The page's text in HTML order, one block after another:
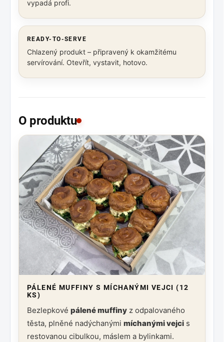
vypadá profi.
READY-TO-SERVE
Chlazený produkt – připravený k okamžitému
servírování. Otevřít, vystavit, hotovo.
O produktu
PÁLENÉ MUFFINY S MÍCHANÝMI VEJCI (12
KS)
Bezlepkové pálené muffiny z odpalovaného
těsta, plněné nadýchanými míchanými vejci s
restovanou cibulkou, máslem a bylinkami.